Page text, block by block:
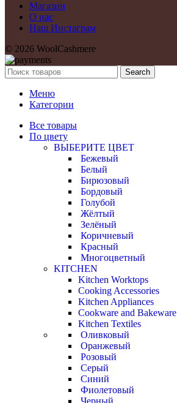
Магазин
О нас
Наш Инстаграм
© 2026 WoolCashmere
Search
Меню
Категории
Все товары
По цвету
ВЫБЕРИТЕ ЦВЕТ
Бежевый
Белый
Бирюзовый
Бордовый
Голубой
Жёлтый
Зелёный
Коричневый
Красный
Многоцветный
KITCHEN
Kitchen Worktops
Cooking Accessories
Kitchen Appliances
Cookware and Bakeware
Kitchen Textiles
Оливковый
Оранжевый
Розовый
Серый
Синий
Фиолетовый
Черный